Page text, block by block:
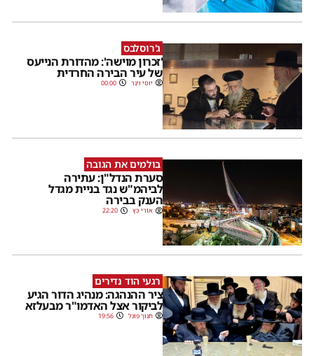
ג'רוסלבס
'זכרון מוישה': מהדורת הנייעס
של עיר הבירה החרדית
יוסי וינר 00:00
בולמים את הגובה
סערת הנדל"ן: עתירה
לביהמ"ש נגד בניית מגדל
הענק בבירה
אורי כץ 22:20
רגעי הוד נדירים
ציר ההנהגה: מנהיג הדור הגיע
לביקור אצל האדמו"ר מבעלזא
חנוך פוגל 19:56